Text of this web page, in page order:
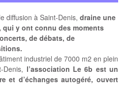
diffusion à Saint-Denis, draine une
qui y ont connu des moments
de débats, de
industriel de 7000 m2 en plein
l’association Le 6b est un
et d’échanges autogéré, ouvert